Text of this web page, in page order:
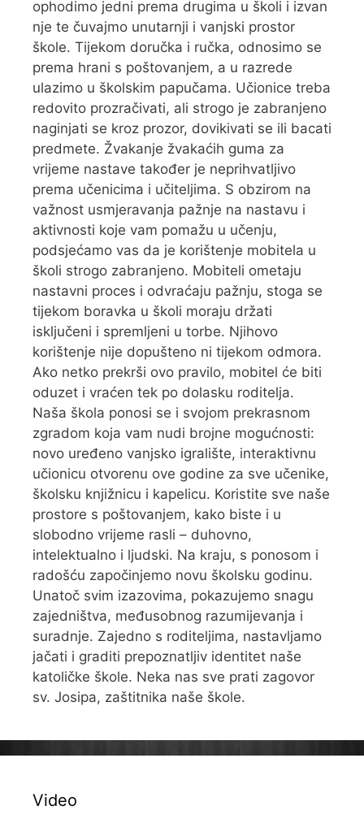
ophodimo jedni prema drugima u školi i izvan
nje te čuvajmo unutarnji i vanjski prostor
škole. Tijekom doručka i ručka, odnosimo se
prema hrani s poštovanjem, a u razrede
ulazimo u školskim papučama. Učionice treba
redovito prozračivati, ali strogo je zabranjeno
naginjati se kroz prozor, dovikivati se ili bacati
predmete. Žvakanje žvakaćih guma za
vrijeme nastave također je neprihvatljivo
prema učenicima i učiteljima. S obzirom na
važnost usmjeravanja pažnje na nastavu i
aktivnosti koje vam pomažu u učenju,
podsjećamo vas da je korištenje mobitela u
školi strogo zabranjeno. Mobiteli ometaju
nastavni proces i odvraćaju pažnju, stoga se
tijekom boravka u školi moraju držati
isključeni i spremljeni u torbe. Njihovo
korištenje nije dopušteno ni tijekom odmora.
Ako netko prekrši ovo pravilo, mobitel će biti
oduzet i vraćen tek po dolasku roditelja.
Naša škola ponosi se i svojom prekrasnom
zgradom koja vam nudi brojne mogućnosti:
novo uređeno vanjsko igralište, interaktivnu
učionicu otvorenu ove godine za sve učenike,
školsku knjižnicu i kapelicu. Koristite sve naše
prostore s poštovanjem, kako biste i u
slobodno vrijeme rasli – duhovno,
intelektualno i ljudski. Na kraju, s ponosom i
radošću započinjemo novu školsku godinu.
Unatoč svim izazovima, pokazujemo snagu
zajedništva, međusobnog razumijevanja i
suradnje. Zajedno s roditeljima, nastavljamo
jačati i graditi prepoznatljiv identitet naše
katoličke škole. Neka nas sve prati zagovor
sv. Josipa, zaštitnika naše škole.
Video